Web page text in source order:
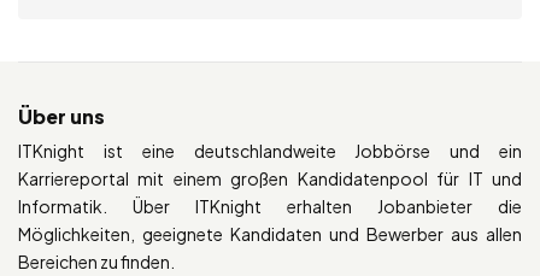
Über uns
ITKnight ist eine deutschlandweite Jobbörse und ein
Karriereportal mit einem großen Kandidatenpool für IT und
Informatik. Über ITKnight erhalten Jobanbieter die
Möglichkeiten, geeignete Kandidaten und Bewerber aus allen
Bereichen zu finden.